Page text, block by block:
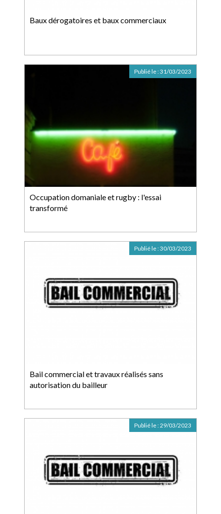
Baux dérogatoires et baux commerciaux
Occupation domaniale et rugby : l'essai
transformé
Publié le :31/03/2023
Bail commercial et travaux réalisés sans
autorisation du bailleur
Publié le :30/03/2023
Publié le :29/03/2023